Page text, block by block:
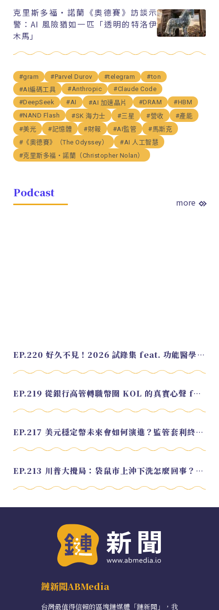
克里斯多福・諾蘭《奧德賽》訪談示
警：AI 風險猶如一匹「透明的特洛伊
木馬」
#gram #Parvel Durov #telegram
#ton
#AI編碼工具
#Anthropic
#Claude Code
#DeepSeek
#AI #AI 加速晶片 #DRAM
#HBM
#NAND Flash
#SK 海力士 #三星 #營收
#產能
#美光
#記憶體 #財報 #AI監管
#馬斯克
#《奧德賽》（The Odyssey）
#AI 人工智慧
#克里斯多福・諾蘭（Christopher Nolan）
Podcast
more
EP.220 好久不見！2026 試錄集 feat. 功能醫學營養師 美寶
EP.219 從銀行高管轉職幣圈 KOL 的真實心聲 feat.龜大
EP.217 美元穩定幣未來會如何演進？監管套利終將收斂？feat. 研究員 余哲安
EP.213 川普大攪局：袋鼠市上沖下洗怎麼回事？feat. Alvin
鏈新聞ABMedia
台灣最值得信賴的區塊鏈媒體「鏈新聞」，我